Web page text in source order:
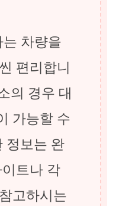
차량을
편리합니
의 경우 대
가능할 수
정보는 완
트나 각
고하시는